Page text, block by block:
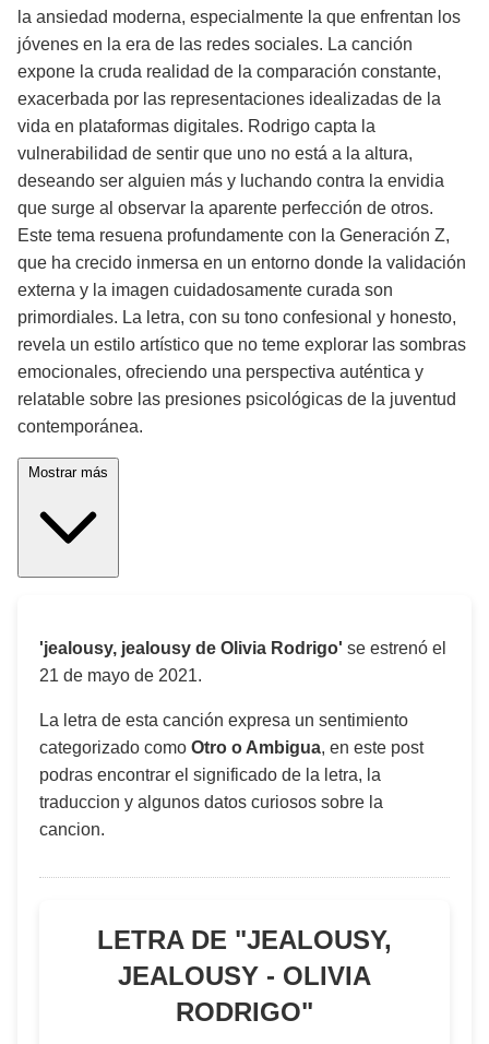
la ansiedad moderna, especialmente la que enfrentan los
jóvenes en la era de las redes sociales. La canción
expone la cruda realidad de la comparación constante,
exacerbada por las representaciones idealizadas de la
vida en plataformas digitales. Rodrigo capta la
vulnerabilidad de sentir que uno no está a la altura,
deseando ser alguien más y luchando contra la envidia
que surge al observar la aparente perfección de otros.
Este tema resuena profundamente con la Generación Z,
que ha crecido inmersa en un entorno donde la validación
externa y la imagen cuidadosamente curada son
primordiales. La letra, con su tono confesional y honesto,
revela un estilo artístico que no teme explorar las sombras
emocionales, ofreciendo una perspectiva auténtica y
relatable sobre las presiones psicológicas de la juventud
contemporánea.
'jealousy, jealousy de Olivia Rodrigo' se estrenó el
21 de mayo de 2021.
La letra de esta canción expresa un sentimiento
categorizado como Otro o Ambigua, en este post
podras encontrar el significado de la letra, la
traduccion y algunos datos curiosos sobre la
cancion.
LETRA DE "JEALOUSY,
JEALOUSY - OLIVIA
RODRIGO"